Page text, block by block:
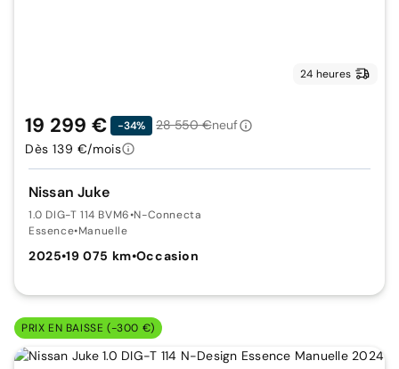
24 heures
Nissan Juke
1.0 DIG-T 114 BVM6•N-Connecta
Essence•Manuelle
2025•19 075 km•Occasion
19 299 € -34% 28 550 €neuf
Dès 139 €/mois
PRIX EN BAISSE (-300 €)